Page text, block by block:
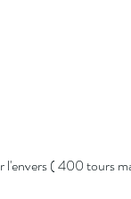
l'envers ( 400 tours